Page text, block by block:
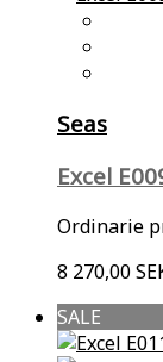
Seas
Excel
Ordinarie
8 270,00
SALE